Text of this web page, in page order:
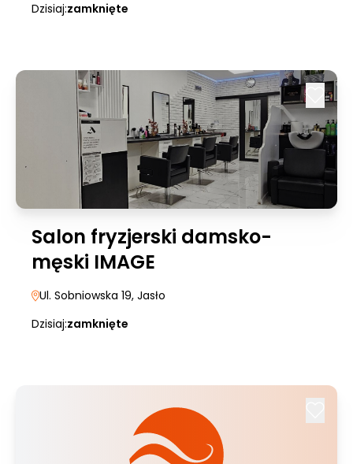
Dzisiaj:zamknięte
Salon fryzjerski damsko-
męski IMAGE
Ul. Sobniowska 19, Jasło
Dzisiaj:zamknięte